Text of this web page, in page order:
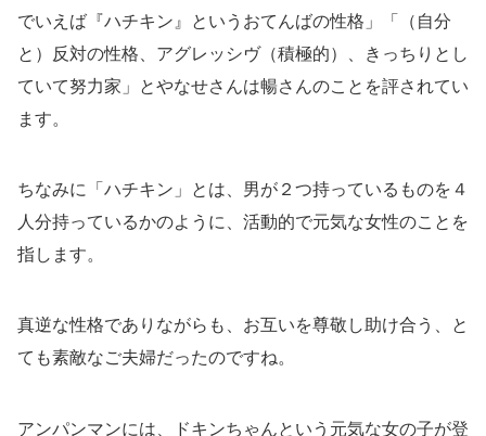
でいえば『ハチキン』というおてんばの性格」「（自分
と）反対の性格、アグレッシヴ（積極的）、きっちりとし
ていて努力家」とやなせさんは暢さんのことを評されてい
ます。
ちなみに「ハチキン」とは、男が２つ持っているものを４
人分持っているかのように、活動的で元気な女性のことを
指します。
真逆な性格でありながらも、お互いを尊敬し助け合う、と
ても素敵なご夫婦だったのですね。
アンパンマンには、ドキンちゃんという元気な女の子が登